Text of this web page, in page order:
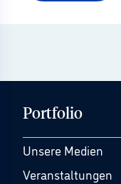
Portfolio
Unsere Medien
Veranstaltungen